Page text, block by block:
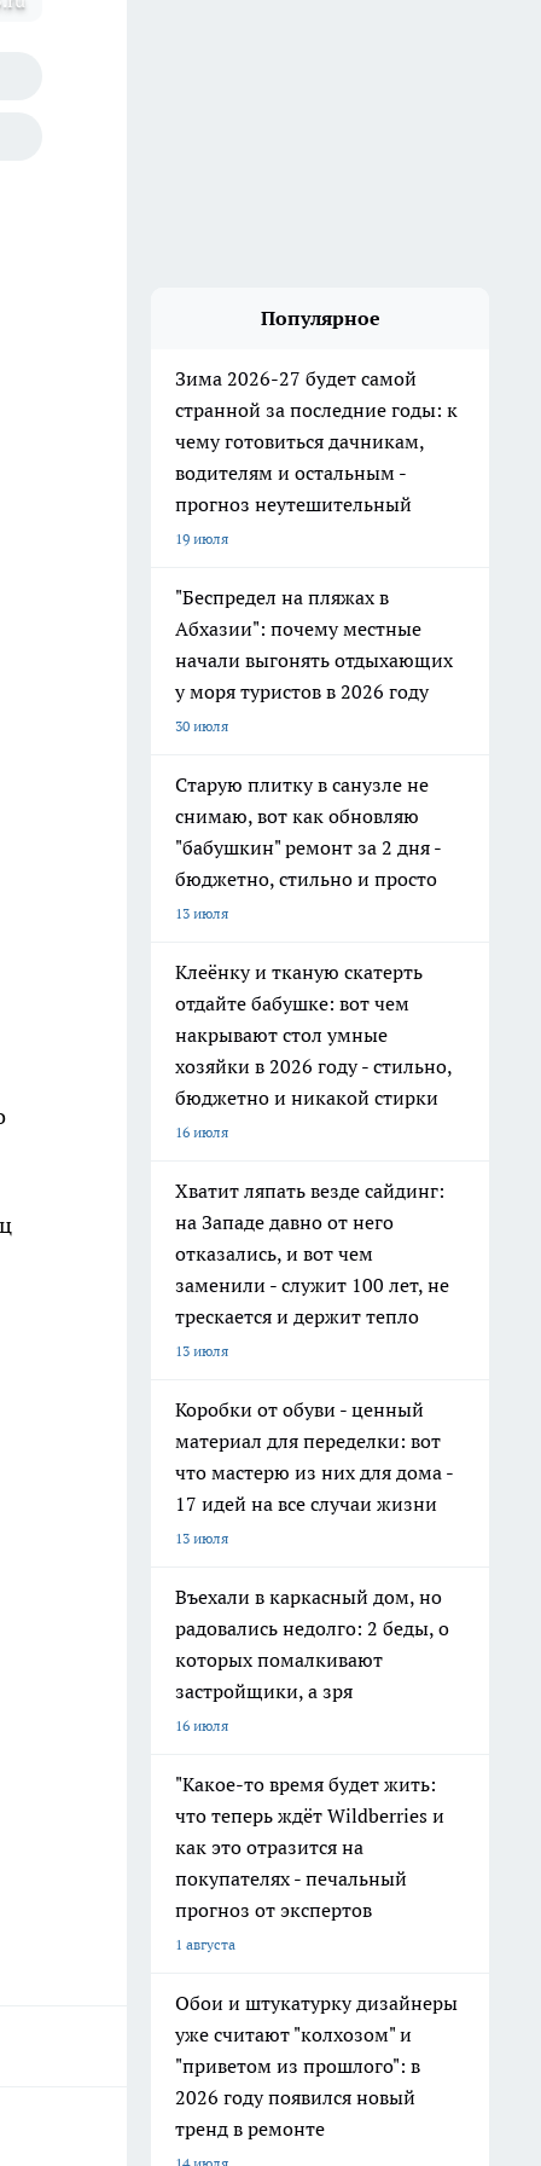
Популярное
Зима 2026-27 будет самой
странной за последние годы: к
чему готовиться дачникам,
водителям и остальным -
прогноз неутешительный
19 июля
"Беспредел на пляжах в
Абхазии": почему местные
начали выгонять отдыхающих
у моря туристов в 2026 году
30 июля
Старую плитку в санузле не
снимаю, вот как обновляю
"бабушкин" ремонт за 2 дня -
бюджетно, стильно и просто
13 июля
Клеёнку и тканую скатерть
отдайте бабушке: вот чем
накрывают стол умные
хозяйки в 2026 году - стильно,
бюджетно и никакой стирки
16 июля
Хватит ляпать везде сайдинг:
на Западе давно от него
отказались, и вот чем
заменили - служит 100 лет, не
трескается и держит тепло
13 июля
Коробки от обуви - ценный
материал для переделки: вот
что мастерю из них для дома -
17 идей на все случаи жизни
13 июля
Въехали в каркасный дом, но
радовались недолго: 2 беды, о
которых помалкивают
застройщики, а зря
16 июля
"Какое-то время будет жить:
что теперь ждёт Wildberries и
как это отразится на
покупателях - печальный
прогноз от экспертов
1 августа
Обои и штукатурку дизайнеры
уже считают "колхозом" и
"приветом из прошлого": в
2026 году появился новый
тренд в ремонте